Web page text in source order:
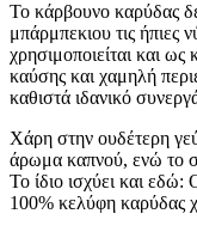
Το κάρβουνο καρύδας
μπάρμπεκιου τις ήπιες
χρησιμοποιείται και
καύσης και χαμηλή
καθιστά ιδανικό
Χάρη στην ουδέτερη
άρωμα καπνού, ενώ το
Το ίδιο ισχύει και
100% κελύφη καρύδας